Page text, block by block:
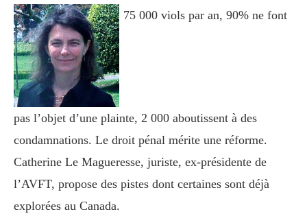
75 000 viols par an, 90% ne font
pas l’objet d’une plainte, 2 000 aboutissent à des
condamnations. Le droit pénal mérite une réforme.
Catherine Le Magueresse, juriste, ex-présidente de
l’AVFT, propose des pistes dont certaines sont déjà
explorées au Canada.